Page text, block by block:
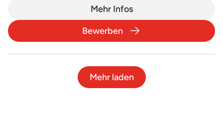
Mehr Infos
Bewerben
Mehr laden